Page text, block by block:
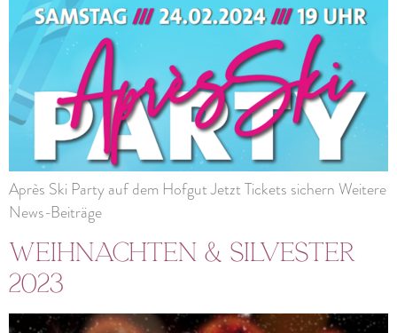
Après Ski Party auf dem Hofgut Jetzt Tickets sichern Weitere
News-Beiträge
Weihnachten & Silvester
2023